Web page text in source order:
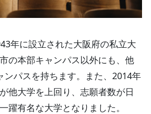
年に設立された大阪府の私立大
の本部キャンパス以外にも、他
ンパスを持ちます。また、2014年
他大学を上回り、志願者数が日
躍有名な大学となりました。